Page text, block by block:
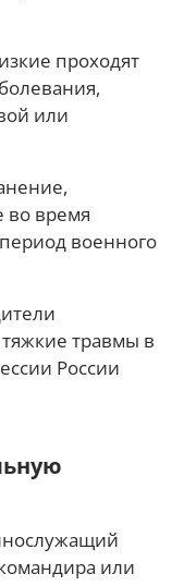
проходят
или
во время
военного
травмы в
России
или